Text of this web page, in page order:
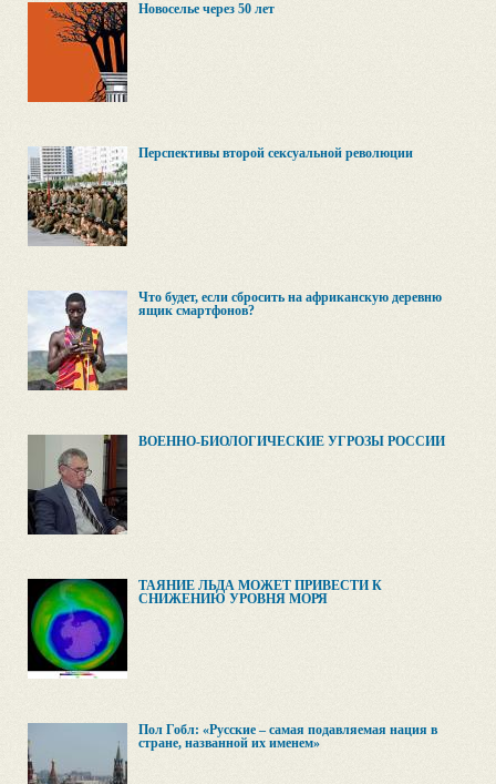
Новоселье через 50 лет
Перспективы второй сексуальной революции
Что будет, если сбросить на африканскую деревню
ящик смартфонов?
ВОЕННО-БИОЛОГИЧЕСКИЕ УГРОЗЫ РОССИИ
ТАЯНИЕ ЛЬДА МОЖЕТ ПРИВЕСТИ К
СНИЖЕНИЮ УРОВНЯ МОРЯ
Пол Гобл: «Русские – самая подавляемая нация в
стране, названной их именем»